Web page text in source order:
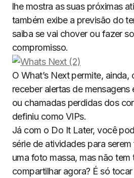
lhe mostra as suas próximas
também exibe a previsão do
saiba se vai chover ou fazer
compromisso.
O What’s Next permite, ainda,
receber alertas de mensagens
ou chamadas perdidas dos
definiu como VIPs.
Já com o Do It Later, você
série de atividades para
uma foto massa, mas não tem
compartilhar agora? É só